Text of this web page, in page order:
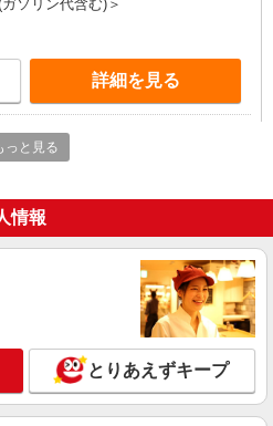
ソリン代含む)＞
詳細を見る
書不要
円〜2125円 ＜日払い有/週払い有/交
ソリン代含む)＞
詳細を見る
メディカルケア事業部/静岡オフィ
っと見る
情報
とりあえずキープ